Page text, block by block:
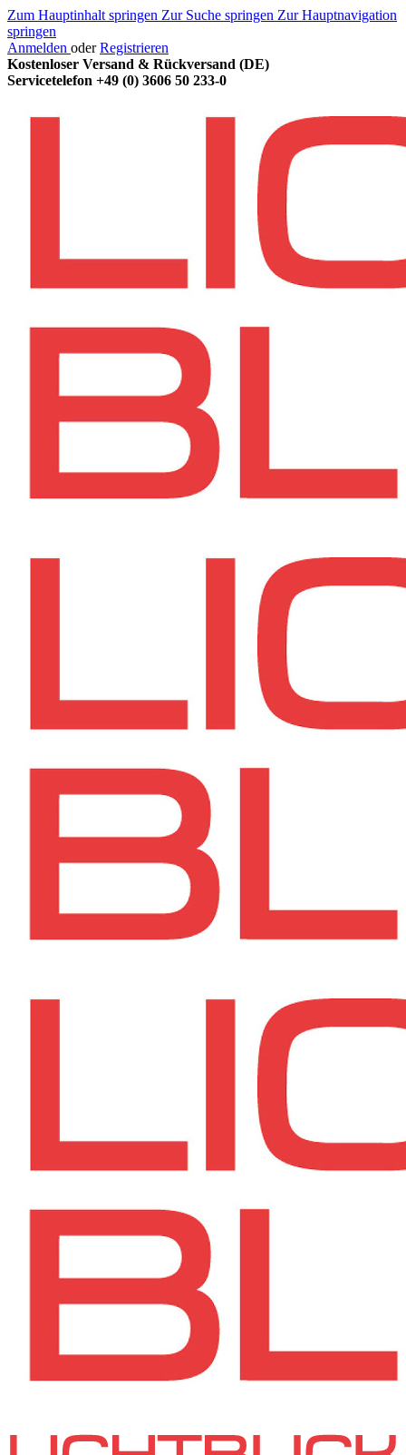
Zum Hauptinhalt springen Zur Suche springen Zur Hauptnavigation
springen
Anmelden oder Registrieren
Kostenloser Versand & Rückversand (DE)
Servicetelefon +49 (0) 3606 50 233-0